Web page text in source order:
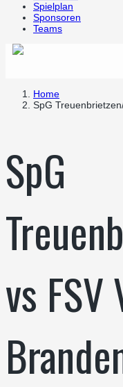
Spielplan
Sponsoren
Teams
Home
SpG
SpG
vs